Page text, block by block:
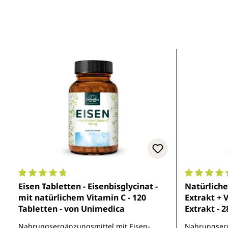
Durchschnittliche Bewertung von 4.7 von 5 Sternen
Eisen Tabletten - Eisenbisglycinat -
mit natürlichem Vitamin C - 120
Tabletten - von Unimedica
Extrakt +
Extrakt -